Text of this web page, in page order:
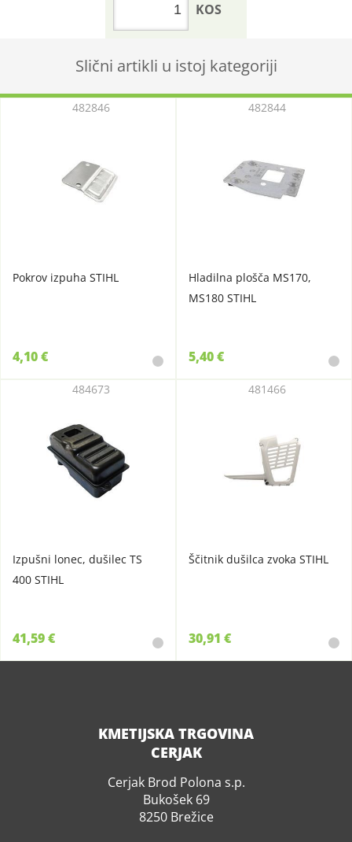
KOS
Slični artikli u istoj kategoriji
Pokrov izpuha STIHL
482846
4,10 €
Hladilna plošča MS170,
MS180 STIHL
482844
5,40 €
Izpušni lonec, dušilec TS
400 STIHL
484673
41,59 €
Ščitnik dušilca zvoka STIHL
481466
30,91 €
KMETIJSKA TRGOVINA
CERJAK
Cerjak Brod Polona s.p.
Bukošek 69
8250 Brežice